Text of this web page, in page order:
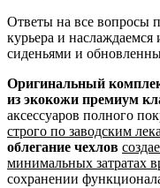
Ответы на все вопросы
курьера и
сиденьями и
Оригинальный
из экокожи премиум
аксессуаров полного
строго по заводским
облегание чехлов
минимальных затратах
сохранении